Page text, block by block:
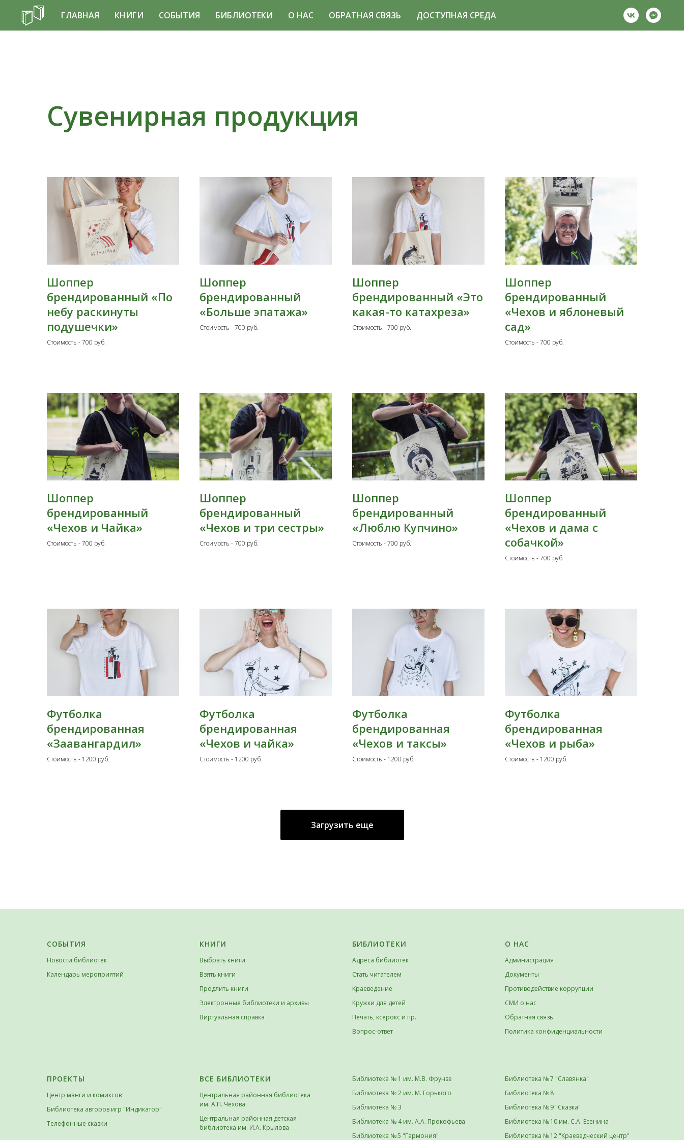
ГЛАВНАЯ КНИГИ СОБЫТИЯ БИБЛИОТЕКИ О НАС ОБРАТНАЯ СВЯЗЬ ДОСТУПНАЯ СРЕДА
Сувенирная продукция
Шоппер
брендированный «По
небу раскинуты
подушечки»
Стоимость - 700 руб.
Шоппер
брендированный
«Больше эпатажа»
Стоимость - 700 руб.
Шоппер
брендированный «Это
какая-то катахреза»
Стоимость - 700 руб.
Шоппер
брендированный
«Чехов и яблоневый
сад»
Стоимость - 700 руб.
Шоппер
брендированный
«Чехов и Чайка»
Стоимость - 700 руб.
Шоппер
брендированный
«Чехов и три сестры»
Стоимость - 700 руб.
Шоппер
брендированный
«Люблю Купчино»
Стоимость - 700 руб.
Шоппер
брендированный
«Чехов и дама с
собачкой»
Стоимость - 700 руб.
Футболка
брендированная
«Заавангардил»
Стоимость - 1200 руб.
Футболка
брендированная
«Чехов и чайка»
Стоимость - 1200 руб.
Футболка
брендированная
«Чехов и таксы»
Стоимость - 1200 руб.
Футболка
брендированная
«Чехов и рыба»
Стоимость - 1200 руб.
Загрузить еще
СОБЫТИЯ
Новости библиотек
Календарь мероприятий
КНИГИ
Выбрать книги
Взять книги
Продлить книги
Электронные библиотеки и архивы
Виртуальная справка
БИБЛИОТЕКИ
Адреса библиотек
Стать читателем
Краеведение
Кружки для детей
Печать, ксерокс и пр.
Вопрос-ответ
О НАС
Администрация
Документы
Противодействие коррупции
СМИ о нас
Обратная связь
Политика конфиденциальности
ПРОЕКТЫ
Центр манги и комиксов
Библиотека авторов игр "Индикатор"
Телефонные сказки
ВСЕ БИБЛИОТЕКИ
Центральная районная библиотека
им. А.П. Чехова
Центральная районная детская
библиотека им. И.А. Крылова
Библиотека № 1 им. М.В. Фрунзе
Библиотека № 2 им. М. Горького
Библиотека № 3
Библиотека № 4 им. А.А. Прокофьева
Библиотека № 5 "Гармония"
Библиотека № 7 "Славянка"
Библиотека № 8
Библиотека № 9 "Сказка"
Библиотека № 10 им. С.А. Есенина
Библиотека № 12 "Краеведческий центр"